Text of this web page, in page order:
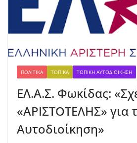
ΠΟΛΙΤΙΚΆ ΤΟΠΙΚΆ ΤΟΠΙΚΉ ΑΥΤΟΔΙΟΊΚΗΣΗ
ΕΛ.Α.Σ. Φωκίδας:
«ΑΡΙΣΤΟΤΕΛΗΣ» για
Αυτοδιοίκηση»